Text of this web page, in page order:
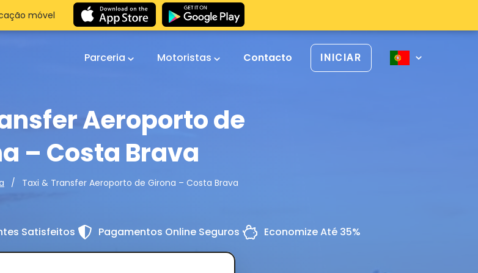
Parceria Motoristas Contacto INICIAR
Aeroporto de
– Costa Brava
Taxi & Transfer Aeroporto de Girona – Costa Brava
Satisfeitos Pagamentos Online Seguros Economize Até 35%
móvel